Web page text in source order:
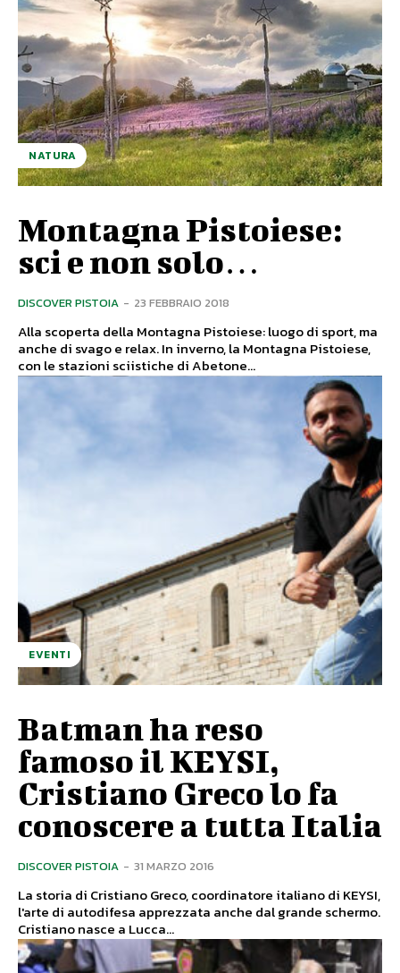
NATURA
Montagna Pistoiese:
sci e non solo…
DISCOVER PISTOIA - 23 FEBBRAIO 2018
Alla scoperta della Montagna Pistoiese: luogo di sport, ma
anche di svago e relax. In inverno, la Montagna Pistoiese,
con le stazioni sciistiche di Abetone...
EVENTI
Batman ha reso
famoso il KEYSI,
Cristiano Greco lo fa
conoscere a tutta Italia
DISCOVER PISTOIA - 31 MARZO 2016
La storia di Cristiano Greco, coordinatore italiano di KEYSI,
l'arte di autodifesa apprezzata anche dal grande schermo.
Cristiano nasce a Lucca...